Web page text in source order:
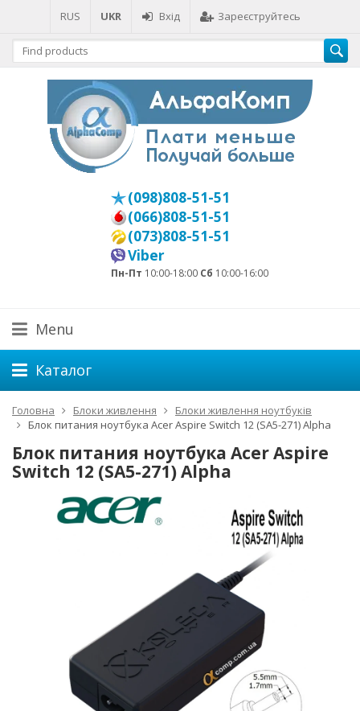
RUS UKR Вхід Зареєструйтесь
(098)808-51-51
(066)808-51-51
(073)808-51-51
Viber
Пн-Пт 10:00-18:00 Сб 10:00-16:00
Menu
Каталог
Головна Блоки живлення
Блоки живлення ноутбуків
Блок питания ноутбука Acer Aspire Switch 12 (SA5-271) Alpha
Блок питания ноутбука Acer Aspire
Switch 12 (SA5-271) Alpha